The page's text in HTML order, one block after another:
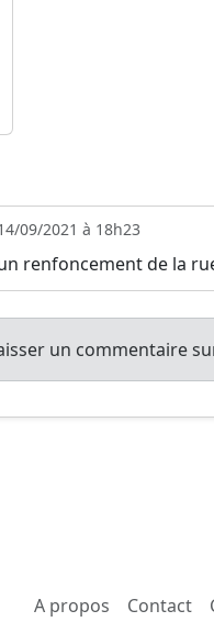
09/2021 à 18h23
renfoncement de la
un commentaire
A propos Contact